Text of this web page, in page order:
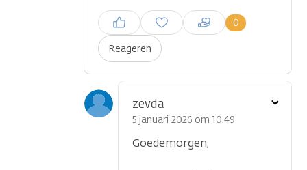
Reageren
0
Inloggen om een reactie te
plaatsen
zevda
5 januari 2026 om 10.49
Goedemorgen,
Toon